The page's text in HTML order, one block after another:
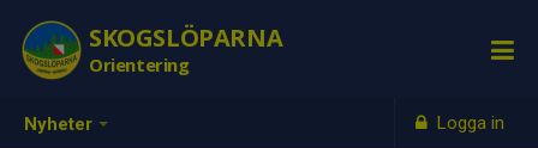
Nyheter Logga in
SKOGSLÖPARNA
Orientering